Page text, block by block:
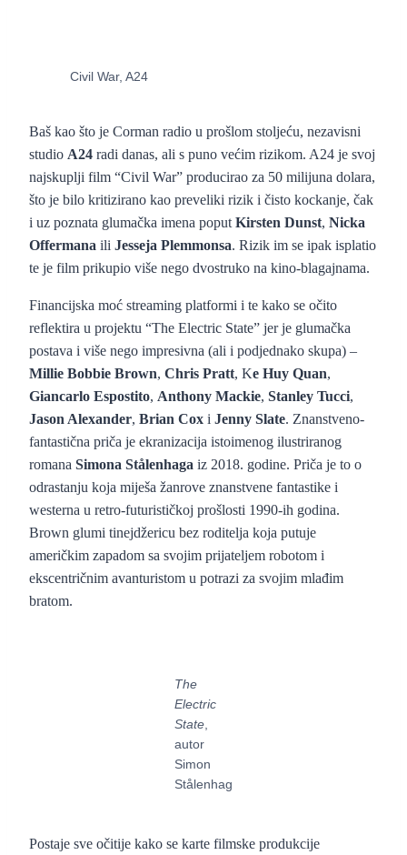
Civil War, A24
Baš kao što je Corman radio u prošlom stoljeću, nezavisni
studio A24 radi danas, ali s puno većim rizikom. A24 je svoj
najskuplji film “Civil War” producirao za 50 milijuna dolara,
što je bilo kritizirano kao preveliki rizik i čisto kockanje, čak
i uz poznata glumačka imena poput Kirsten Dunst, Nicka
Offermana ili Jesseja Plemmonsa. Rizik im se ipak isplatio
te je film prikupio više nego dvostruko na kino-blagajnama.
Financijska moć streaming platformi i te kako se očito
reflektira u projektu “The Electric State” jer je glumačka
postava i više nego impresivna (ali i podjednako skupa) –
Millie Bobbie Brown, Chris Pratt, Ke Huy Quan,
Giancarlo Espostito, Anthony Mackie, Stanley Tucci,
Jason Alexander, Brian Cox i Jenny Slate. Znanstveno-
fantastična priča je ekranizacija istoimenog ilustriranog
romana Simona Stålenhaga iz 2018. godine. Priča je to o
odrastanju koja miješa žanrove znanstvene fantastike i
westerna u retro-futurističkoj prošlosti 1990-ih godina.
Brown glumi tinejdžericu bez roditelja koja putuje
američkim zapadom sa svojim prijateljem robotom i
ekscentričnim avanturistom u potrazi za svojim mlađim
bratom.
The
Electric
State
autor
Simon
Stålenhag
Postaje sve očitije kako se karte filmske produkcije